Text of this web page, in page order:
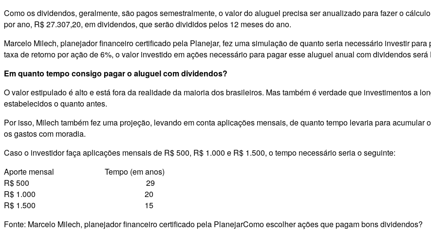
Como os dividendos, geralmente, são pagos semestralmente, o valor do aluguel precisa ser anualizado para fazer o
por ano, R$ 27.307,20, em dividendos, que serão divididos pelos 12 meses do ano.
Marcelo Milech, planejador financeiro certificado pela Planejar, fez uma simulação de quanto seria necessário investir
taxa de retorno por ação de 6%, o valor investido em ações necessário para pagar esse aluguel anual com dividendos será
Em quanto tempo consigo pagar o aluguel com dividendos?
O valor estipulado é alto e está fora da realidade da maioria dos brasileiros. Mas também é verdade que investimentos a
estabelecidos o quanto antes.
Por isso, Milech também fez uma projeção, levando em conta aplicações mensais, de quanto tempo levaria para
os gastos com moradia.
Caso o investidor faça aplicações mensais de R$ 500, R$ 1.000 e R$ 1.500, o tempo necessário seria o seguinte:
Aporte mensal Tempo (em anos)
R$ 500 29
R$ 1.000 20
R$ 1.500 15
Fonte: Marcelo Milech, planejador financeiro certificado pela PlanejarComo escolher ações que pagam bons dividendos?